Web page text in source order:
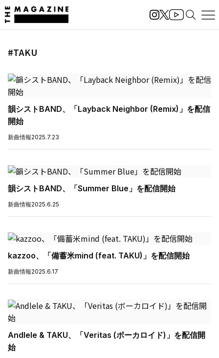
#TAKU
韻シストBAND、「Layback Neighbor (Remix)」を配信
開始
新曲情報2025.7.23
韻シストBAND、「Summer Blue」を配信開始
新曲情報2025.6.25
kazzoo、「備蓄米mind (feat. TAKU)」を配信開始
新曲情報2025.6.17
Andlele & TAKU、「Veritas (ボーカロイド)」を配信開
始